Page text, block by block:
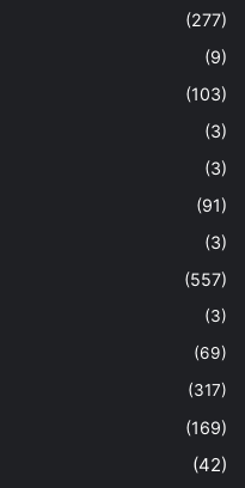
(277)
(9)
(103)
(3)
(3)
(91)
(3)
(557)
(3)
(69)
(317)
(169)
(42)